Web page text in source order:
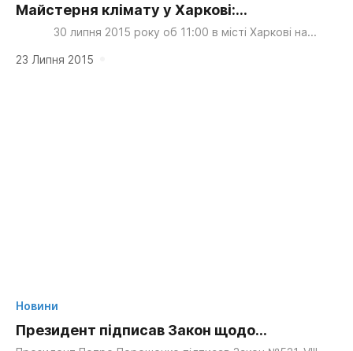
Майстерня клімату у Харкові:
геліоколектор власними руками
30 липня 2015 року об 11:00 в місті Харкові на
23 Липня 2015
Новини
Президент підписав Закон щодо